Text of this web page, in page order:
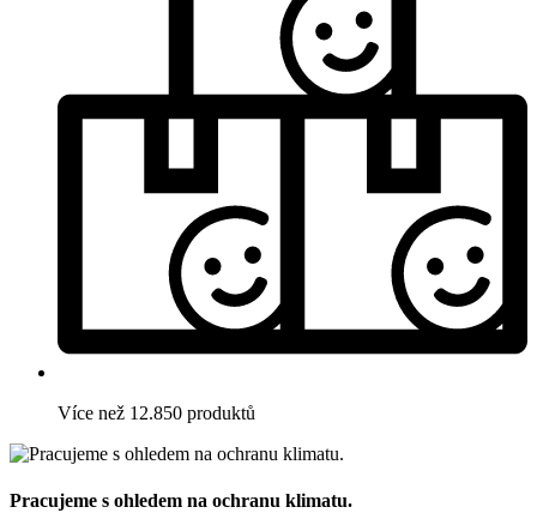
Více než 12.850 produktů
Pracujeme s ohledem na ochranu klimatu.